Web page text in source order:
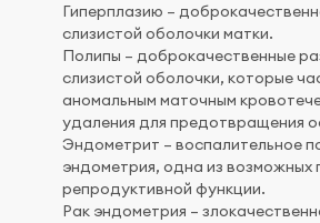
Гиперплазию –
слизистой оболочки матки.
Полипы – доброкачественные
слизистой оболочки, которые
аномальным маточным
удаления для предотвращения
Эндометрит – воспалительное
эндометрия, одна из возможных
репродуктивной функции.
Рак эндометрия –